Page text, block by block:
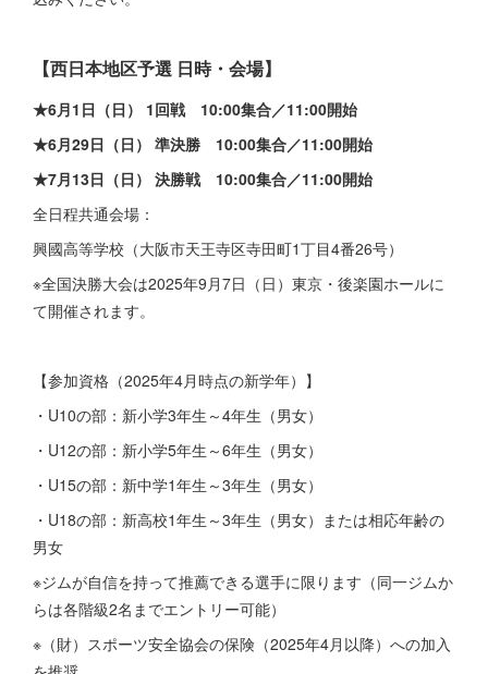
【西日本地区予選 日時・会場】
★6月1日（日） 1回戦 10:00集合／11:00開始
★6月29日（日） 準決勝 10:00集合／11:00開始
★7月13日（日） 決勝戦 10:00集合／11:00開始
全日程共通会場：
興國高等学校（大阪市天王寺区寺田町1丁目4番26号）
※全国決勝大会は2025年9月7日（日）東京・後楽園ホールに
て開催されます。
【参加資格（2025年4月時点の新学年）】
・U10の部：新小学3年生～4年生（男女）
・U12の部：新小学5年生～6年生（男女）
・U15の部：新中学1年生～3年生（男女）
・U18の部：新高校1年生～3年生（男女）または相応年齢の
男女
※ジムが自信を持って推薦できる選手に限ります（同一ジムか
らは各階級2名までエントリー可能）
※（財）スポーツ安全協会の保険（2025年4月以降）への加入